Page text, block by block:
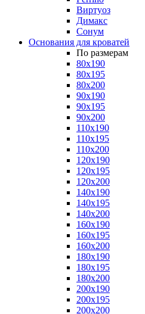
Виртуоз
Димакс
Сонум
Основания для кроватей
По размерам
80x190
80x195
80x200
90x190
90x195
90x200
110x190
110x195
110x200
120x190
120x195
120x200
140x190
140x195
140x200
160x190
160x195
160x200
180x190
180x195
180x200
200x190
200x195
200x200